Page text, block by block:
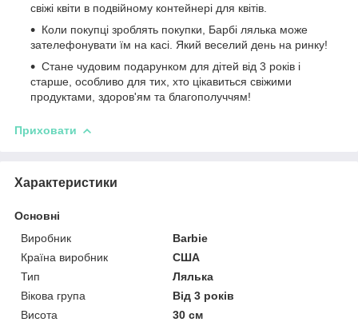
свіжі квіти в подвійному контейнері для квітів.
Коли покупці зроблять покупки, Барбі лялька може
зателефонувати їм на касі. Який веселий день на ринку!
Стане чудовим подарунком для дітей від 3 років і
старше, особливо для тих, хто цікавиться свіжими
продуктами, здоров'ям та благополуччям!
Приховати
Характеристики
Основні
Виробник
Barbie
Країна виробник
США
Тип
Лялька
Вікова група
Від 3 років
Висота
30 см